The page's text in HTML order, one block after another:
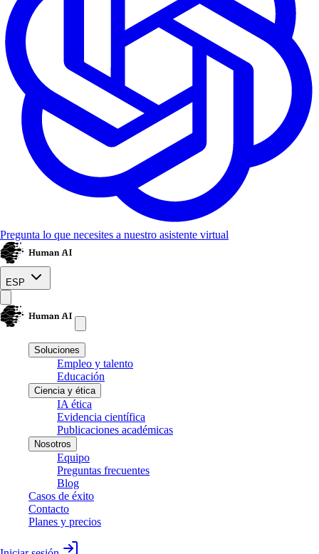
Pregunta lo que necesites a nuestro asistente virtual
ESP
Soluciones
Empleo y talento
Educación
Ciencia y ética
IA ética
Evidencia científica
Publicaciones académicas
Nosotros
Equipo
Preguntas frecuentes
Blog
Casos de éxito
Contacto
Planes y precios